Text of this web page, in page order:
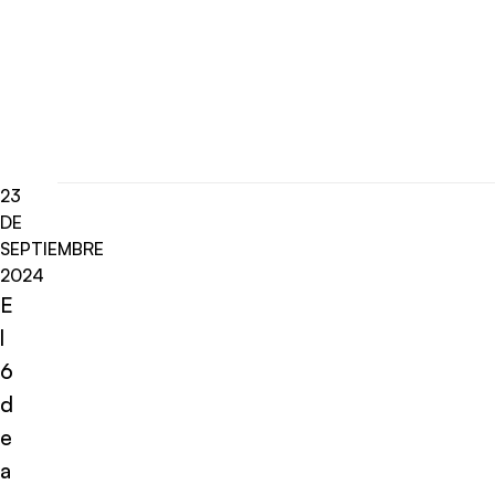
23
DE
SEPTIEMBRE
2024
E
l
6
d
e
a